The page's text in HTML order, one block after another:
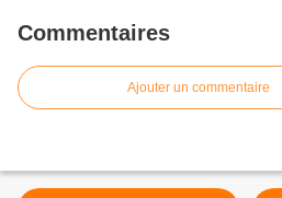
Commentaires
Ajouter un commentaire